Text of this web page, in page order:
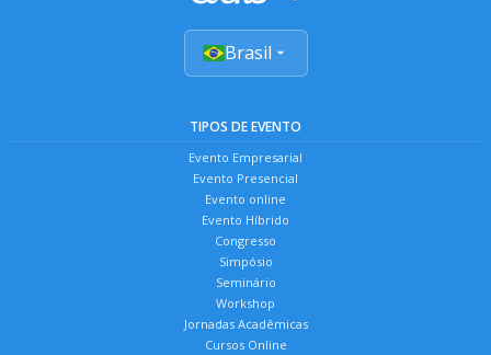
Brasil
TIPOS DE EVENTO
Evento Empresarial
Evento Presencial
Evento online
Evento Híbrido
Congresso
Simpósio
Seminário
Workshop
Jornadas Acadêmicas
Cursos Online